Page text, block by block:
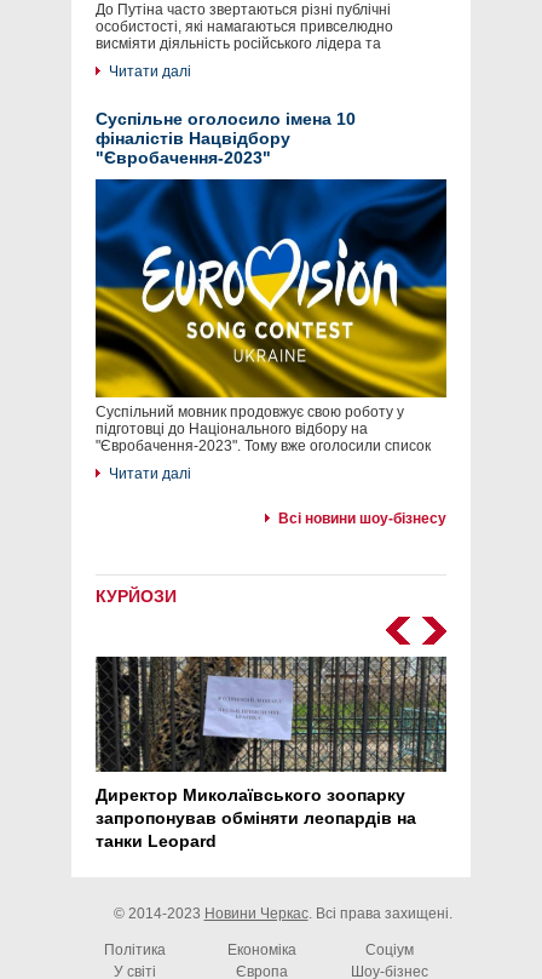
До Путіна часто звертаються різні публічні
особистості, які намагаються привселюдно
висміяти діяльність російського лідера та
Читати далі
Суспільне оголосило імена 10
фіналістів Нацвідбору
"Євробачення-2023"
Суспільний мовник продовжує свою роботу у
підготовці до Національного відбору на
"Євробачення-2023". Тому вже оголосили список
Читати далі
Всі новини шоу-бізнесу
КУРЙОЗИ
Директор Миколаївського зоопарку
запропонував обміняти леопардів на
танки Leopard
© 2014-2023 Новини Черкас. Всі права захищені.
Політика Економіка
Соціум
У світі
Європа Шоу-бізнес